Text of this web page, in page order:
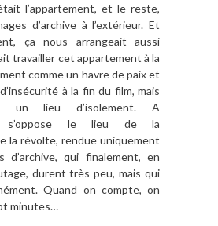
l’appartement, et le reste,
d’archive à l’extérieur. Et
ça nous arrangeait aussi
travailler cet appartement à la
comme un havre de paix et
à la fin du film, mais
un lieu d’isolement. A
s’oppose le lieu de la
la révolte, rendue uniquement
d’archive, qui finalement, en
durent très peu, mais qui
Quand on compte, on
minutes…